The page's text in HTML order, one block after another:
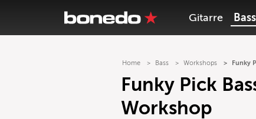
Gitarre Bass
Home Bass Workshops Funky
Funky Pick
Workshop